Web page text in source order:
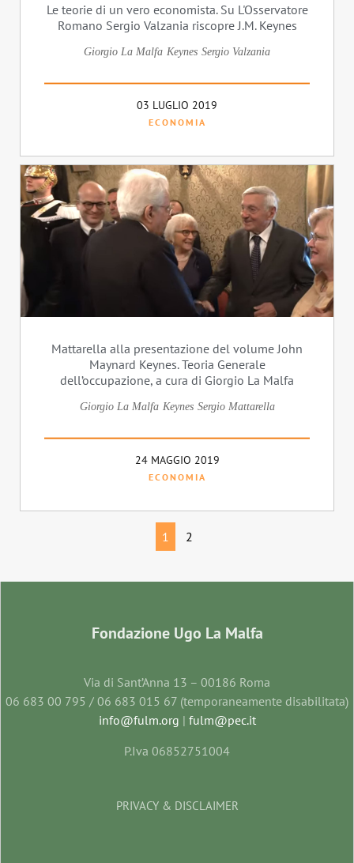
Le teorie di un vero economista. Su L'Osservatore
Romano Sergio Valzania riscopre J.M. Keynes
Giorgio La Malfa Keynes Sergio Valzania
03 LUGLIO 2019
ECONOMIA
Mattarella alla presentazione del volume John
Maynard Keynes. Teoria Generale
dell’occupazione, a cura di Giorgio La Malfa
Giorgio La Malfa Keynes Sergio Mattarella
24 MAGGIO 2019
ECONOMIA
1 2
Fondazione Ugo La Malfa
Via di Sant’Anna 13 – 00186 Roma
06 683 00 795 / 06 683 015 67 (temporaneamente disabilitata)
info@fulm.org | fulm@pec.it
P.Iva 06852751004
PRIVACY & DISCLAIMER